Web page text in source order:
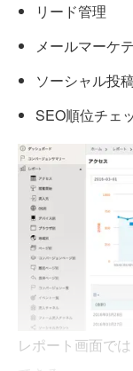
リード管理
メールマーケ
ソーシャル投
SEO順位チェ
レポート画面で